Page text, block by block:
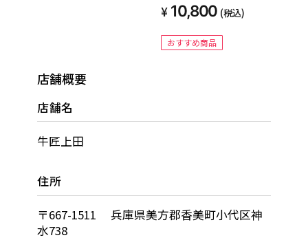
10,800 (税込)
おすすめ商品
店舗概要
店舗名
牛匠上田
住所
〒667-1511 兵庫県美方郡香美町小代区神
水738